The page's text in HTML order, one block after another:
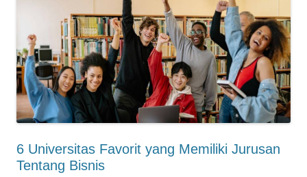
6 Universitas Favorit yang Memiliki Jurusan
Tentang Bisnis